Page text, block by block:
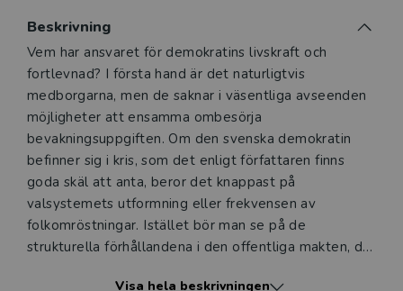
Beskrivning
Beskrivning
Vem har ansvaret för demokratins livskraft och
fortlevnad? I första hand är det naturligtvis
medborgarna, men de saknar i väsentliga avseenden
möjligheter att ensamma ombesörja
bevakningsuppgiften. Om den svenska demokratin
befinner sig i kris, som det enligt författaren finns
goda skäl att anta, beror det knappast på
valsystemets utformning eller frekvensen av
folkomröstningar. Istället bör man se på de
strukturella förhållandena i den offentliga makten, där
Visa hela beskrivningen